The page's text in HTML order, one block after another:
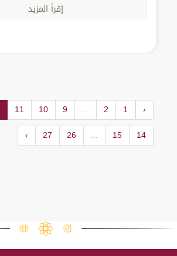
إقرأ المزيد
‹
1
2
...
9
10
11
14
15
...
26
27
›